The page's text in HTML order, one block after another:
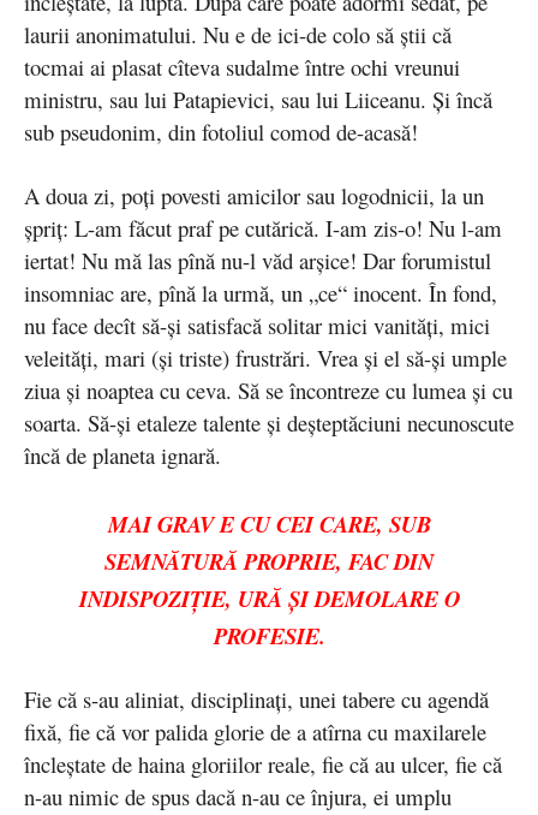
laurii anonimatului. Nu e de ici-de colo să ştii că
tocmai ai plasat cîteva sudalme între ochi vreunui
ministru, sau lui Patapievici, sau lui Liiceanu. Şi încă
sub pseudonim, din fotoliul comod de-acasă!
A doua zi, poţi povesti amicilor sau logodnicii, la un
şpriţ: L-am făcut praf pe cutărică. I-am zis-o! Nu l-am
iertat! Nu mă las pînă nu-l văd arşice! Dar forumistul
insomniac are, pînă la urmă, un „ce“ inocent. În fond,
nu face decît să-şi satisfacă solitar mici vanităţi, mici
veleităţi, mari (şi triste) frustrări. Vrea şi el să-şi umple
ziua şi noaptea cu ceva. Să se încontreze cu lumea şi cu
soarta. Să-şi etaleze talente şi deşteptăciuni necunoscute
încă de planeta ignară.
MAI GRAV E CU CEI CARE, SUB
SEMNĂTURĂ PROPRIE, FAC DIN
INDISPOZIŢIE, URĂ ŞI DEMOLARE O
PROFESIE.
Fie că s-au aliniat, disciplinaţi, unei tabere cu agendă
fixă, fie că vor palida glorie de a atîrna cu maxilarele
încleştate de haina gloriilor reale, fie că au ulcer, fie că
n-au nimic de spus dacă n-au ce înjura, ei umplu